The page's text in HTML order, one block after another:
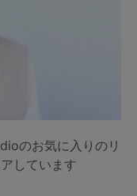
のお気に入りのリ
しています